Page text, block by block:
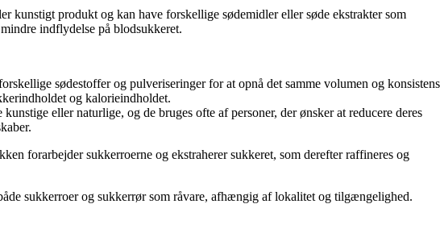
kunstigt produkt og kan have forskellige sødemidler eller søde ekstrakter som
indflydelse på blodsukkeret.
sødestoffer og pulveriseringer for at opnå det samme volumen og konsistens
og kalorieindholdet.
eller naturlige, og de bruges ofte af personer, der ønsker at reducere deres
forarbejder sukkerroerne og ekstraherer sukkeret, som derefter raffineres og
sukkerroer og sukkerrør som råvare, afhængig af lokalitet og tilgængelighed.